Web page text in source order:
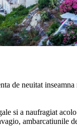
de neuitat
si a naufragiat
ambarcatiunile